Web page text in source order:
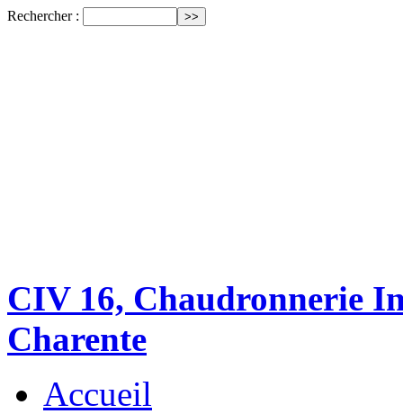
Rechercher :
CIV 16, Chaudronnerie
Charente
Accueil